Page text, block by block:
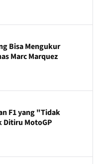
Bisa Mengukur
Marc Marquez
F1 yang "Tidak
MotoGP